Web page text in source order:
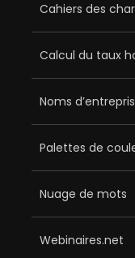
Cahiers des
Calcul du taux
Noms
Palettes de
Nuage de mots
Webinaires.net